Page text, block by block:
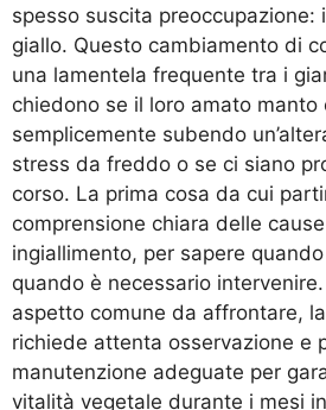
spesso suscita preoccupazione:
giallo. Questo cambiamento di
una lamentela frequente tra i
chiedono se il loro amato manto
semplicemente subendo
stress da freddo o se ci siano
corso. La prima cosa da cui
comprensione chiara delle
ingiallimento, per sapere
quando è necessario
aspetto comune da affrontare,
richiede attenta osservazione e
manutenzione adeguate per
vitalità vegetale durante i mesi